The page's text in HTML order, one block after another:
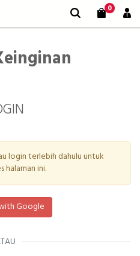
0
login terlebih dahulu untuk
halaman ini.
Google